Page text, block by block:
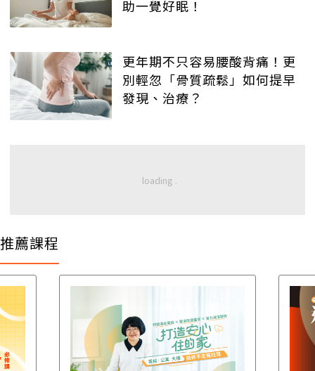
助一覺好眠！
更年期不只容易腰酸背痛！更
別輕忽「骨質疏鬆」如何提早
發現、治療？
推薦課程